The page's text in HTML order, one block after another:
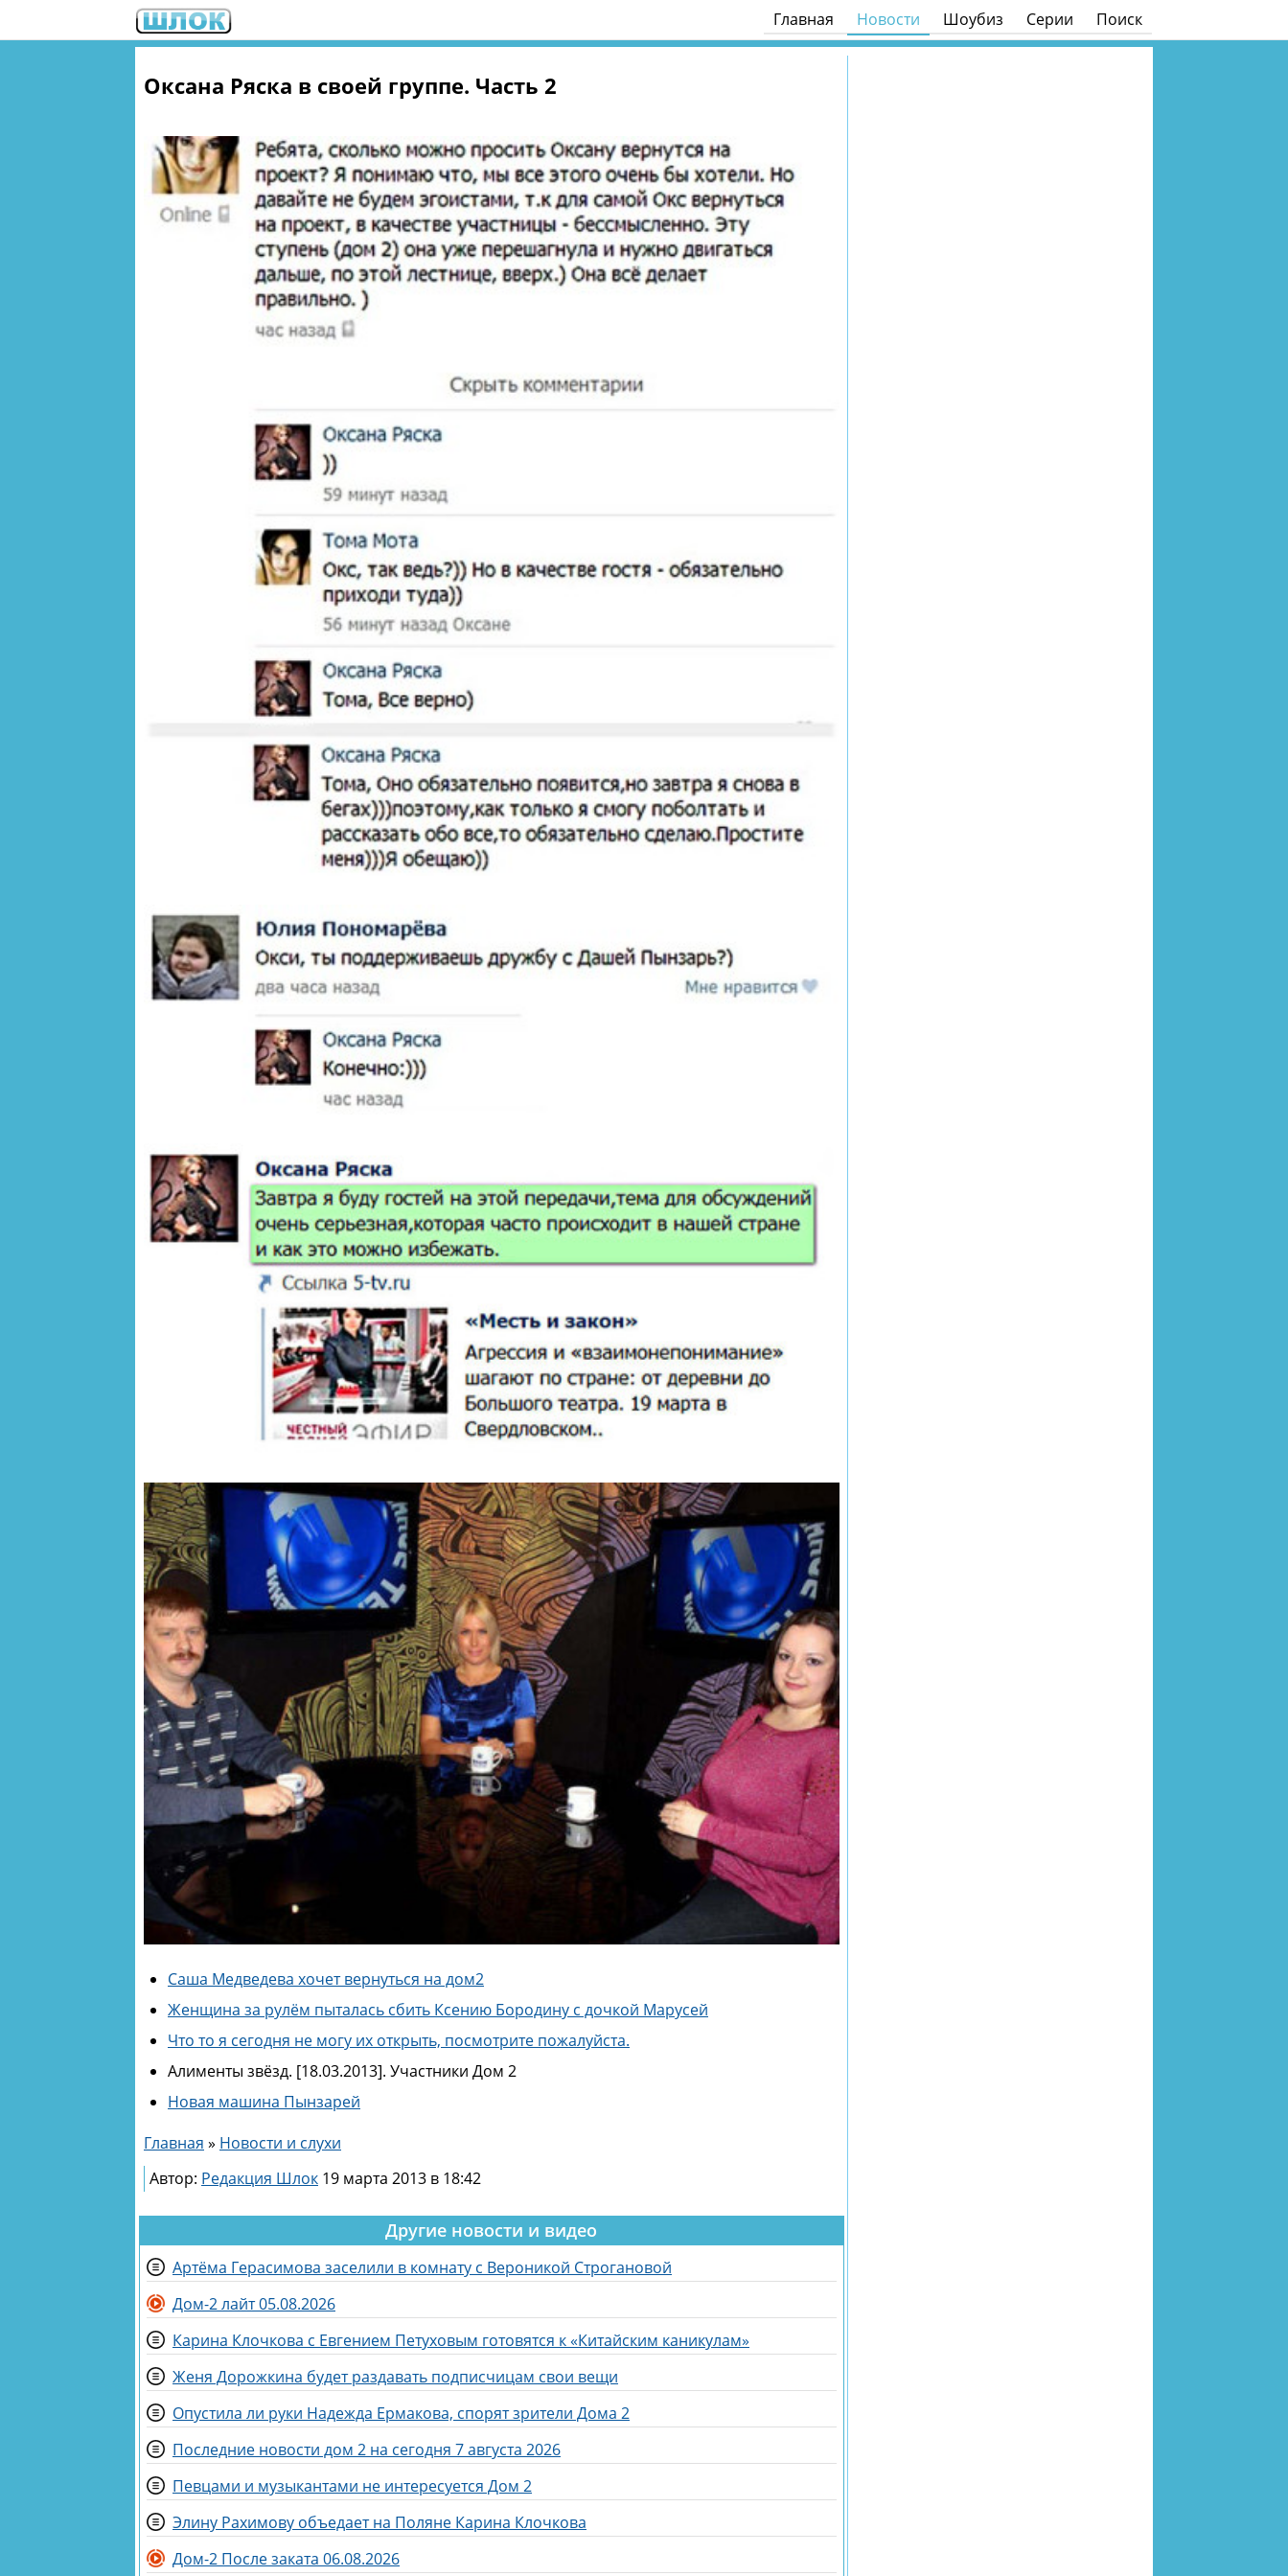
Главная Новости Шоубиз Серии Поиск
Оксана Ряска в своей группе. Часть 2
Саша Медведева хочет вернуться на дом2
Женщина за рулём пыталась сбить Ксению Бородину с дочкой Марусей
Что то я сегодня не могу их открыть, посмотрите пожалуйста.
Алименты звёзд. [18.03.2013]. Участники Дом 2
Новая машина Пынзарей
Главная » Новости и слухи
Автор: Редакция Шлок 19 марта 2013 в 18:42
Другие новости и видео
Артёма Герасимова заселили в комнату с Вероникой Строгановой
Дом-2 лайт 05.08.2026
Карина Клочкова с Евгением Петуховым готовятся к «Китайским каникулам»
Женя Дорожкина будет раздавать подписчицам свои вещи
Опустила ли руки Надежда Ермакова, спорят зрители Дома 2
Последние новости дом 2 на сегодня 7 августа 2026
Певцами и музыкантами не интересуется Дом 2
Элину Рахимову объедает на Поляне Карина Клочкова
Дом-2 После заката 06.08.2026